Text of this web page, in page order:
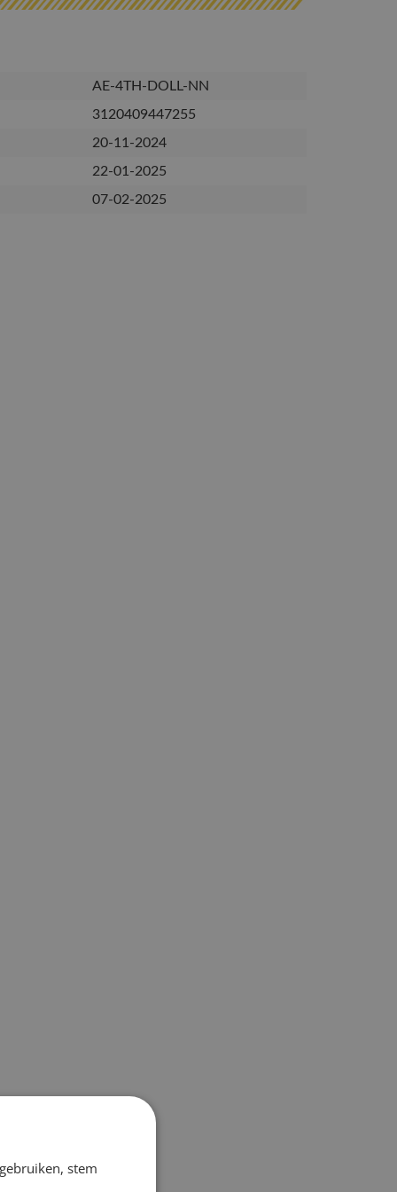
AE-4TH-DOLL-NN
3120409447255
20-11-2024
22-01-2025
07-02-2025
stem